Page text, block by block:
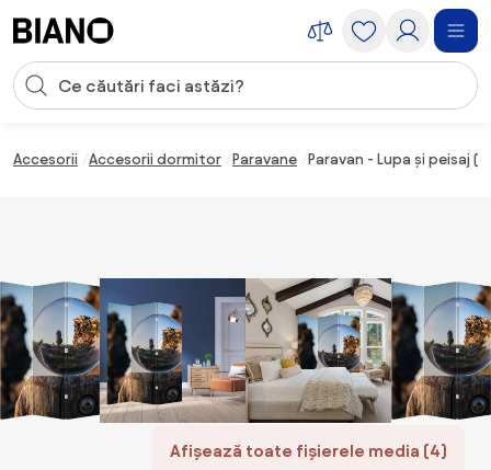
Introducerea căutării
Accesorii Accesorii dormitor Paravane Paravan - Lupa și peisaj
Afișează toate fișierele media (4)